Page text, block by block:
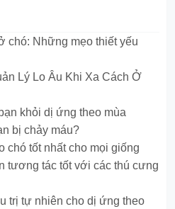
chó: Những mẹo thiết yếu
Lý Lo Âu Khi Xa Cách Ở
khỏi dị ứng theo mùa
bị chảy máu?
chó tốt nhất cho mọi giống
tương tác tốt với các thú cưng
trị tự nhiên cho dị ứng theo